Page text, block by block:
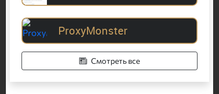
ProxyMonster
Смотреть все